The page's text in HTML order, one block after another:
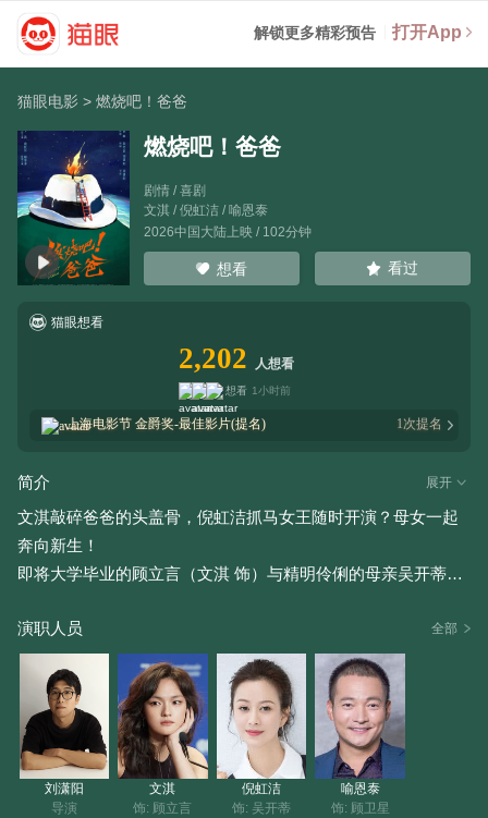
解锁更多精彩预告 打开App
猫眼电影 >燃烧吧！爸爸
燃烧吧！爸爸
剧情 / 喜剧
文淇/倪虹洁/喻恩泰
2026中国大陆上映 / 102分钟
想看 看过
猫眼想看
2,202 人想看
想看 1小时前
上海电影节 金爵奖-最佳影片(提名) 1次提名
简介 展开
文淇敲碎爸爸的头盖骨，倪虹洁抓马女王随时开演？母女一起
奔向新生！
即将大学毕业的顾立言（文淇 饰）与精明伶俐的母亲吴开蒂
离世，二人不得不一起应对繁琐未知的丧葬流程。这对性格迥
异的母女在各类啼笑皆非又荒诞抓马的事件中彼此了解，各自
成长，开启了中国家庭面对离别的新视角。
演职人员 全部
刘潇阳
导演
文淇
饰: 顾立言
倪虹洁
饰: 吴开蒂
喻恩泰
饰: 顾卫星